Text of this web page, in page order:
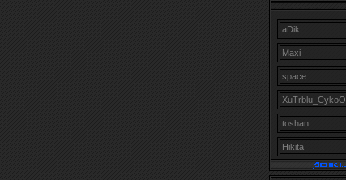
aDik
Maxi
space
XuTrblu_CykoO
toshan
Hikita